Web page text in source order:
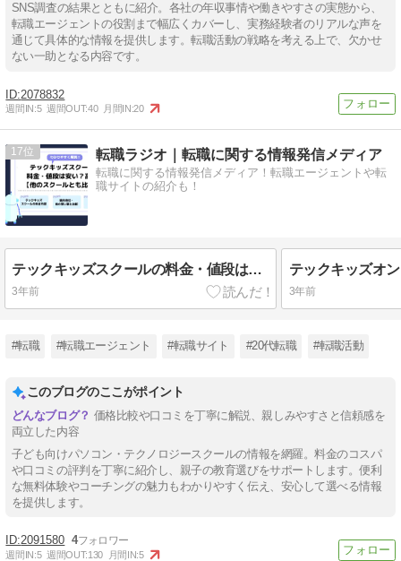
SNS調査の結果とともに紹介。各社の年収事情や働きやすさの実態から、
転職エージェントの役割まで幅広くカバーし、実務経験者のリアルな声を
通じて具体的な情報を提供します。転職活動の戦略を考える上で、欠かせ
ない一助となる内容です。
2078832
週間IN:5 週間OUT:40 月間IN:20
17 転職ラジオ｜転職に関する情報発信メディア
転職に関する情報発信メディア！転職エージェントや転
職サイトの紹介も！
テックキッズスクールの料金・値段は安い？高い？【他のスクールとも比較！】
3年前 3年前
#転職 #転職エージェント #転職サイト #20代転職 #転職活動
このブログのここがポイント
価格比較や口コミを丁寧に解説、親しみやすさと信頼感を
両立した内容
子ども向けパソコン・テクノロジースクールの情報を網羅。料金のコスパ
や口コミの評判を丁寧に紹介し、親子の教育選びをサポートします。便利
な無料体験やコーチングの魅力もわかりやすく伝え、安心して選べる情報
を提供します。
2091580 4
週間IN:5 週間OUT:130 月間IN:5